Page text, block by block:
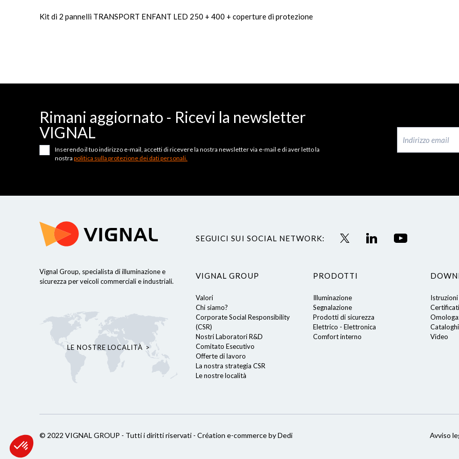
Kit di 2 pannelli TRANSPORT ENFANT LED 250 + 400 + coperture di protezione
Rimani aggiornato - Ricevi la newsletter
VIGNAL
Inserendo il tuo indirizzo e-mail, accetti di ricevere la nostra newsletter via e-mail e di aver letto la
nostra politica sulla protezione dei dati personali.
Vignal Group, specialista di illuminazione e
sicurezza per veicoli commerciali e industriali.
LE NOSTRE LOCALITÀ
SEGUICI SUI SOCIAL NETWORK:
VIGNAL GROUP
Valori
Chi siamo?
Corporate Social Responsibility
(CSR)
Nostri Laboratori R&D
Comitato Esecutivo
Offerte di lavoro
La nostra strategia CSR
Le nostre località
PRODOTTI
Illuminazione
Segnalazione
Prodotti di sicurezza
Elettrico - Elettronica
Comfort interno
Istruzioni
Certificati
Cataloghi
Video
© 2022 VIGNAL GROUP - Tutti i diritti riservati - Création e-commerce by Dedi Avviso
sito web per offrirti un'esperienza
per le visite future.
l'uso di TUTTI i cookie. Tuttavia,
dei cookie per
La nostra piattaforma ti consente di personalizzare e gestire le tue impostazioni sulla privacy, garantendo la conformità alle